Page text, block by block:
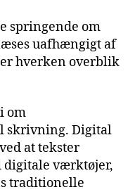
springende om
uafhængigt af
hverken overblik
om
skrivning. Digital
at tekster
digitale værktøjer,
traditionelle